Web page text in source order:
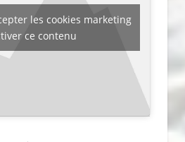
les cookies marketing
ce contenu